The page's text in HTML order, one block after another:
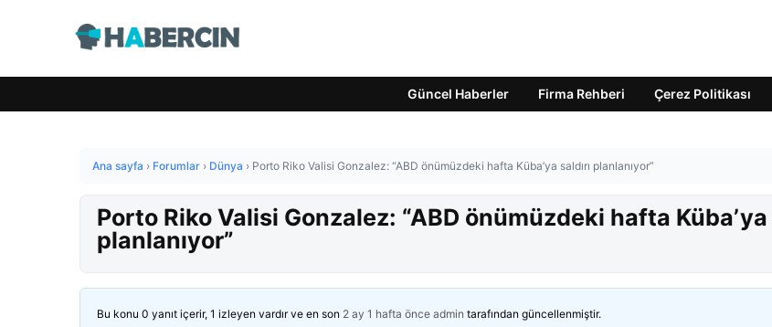
Güncel Haberler Firma Rehberi Çerez Politikası
Ana sayfa › Forumlar › Dünya › Porto Riko Valisi Gonzalez: “ABD önümüzdeki hafta Küba’ya saldırı planlanıyor”
Porto Riko Valisi Gonzalez: “ABD önümüzdeki hafta Küba’ya
planlanıyor”
Bu konu 0 yanıt içerir, 1 izleyen vardır ve en son 2 ay 1 hafta önce admin tarafından güncellenmiştir.